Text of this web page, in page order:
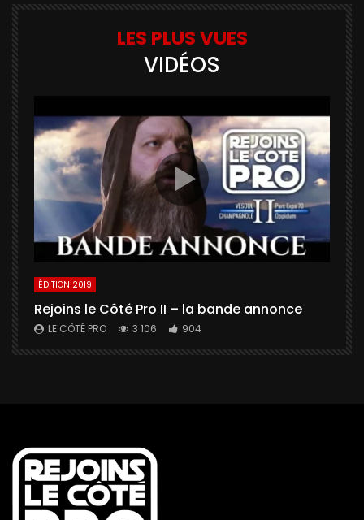
LES PLUS VUES
VIDÉOS
ÉDITION 2019
Rejoins le Côté Pro II – la bande annonce
LE CÔTÉ PRO 3 106 904